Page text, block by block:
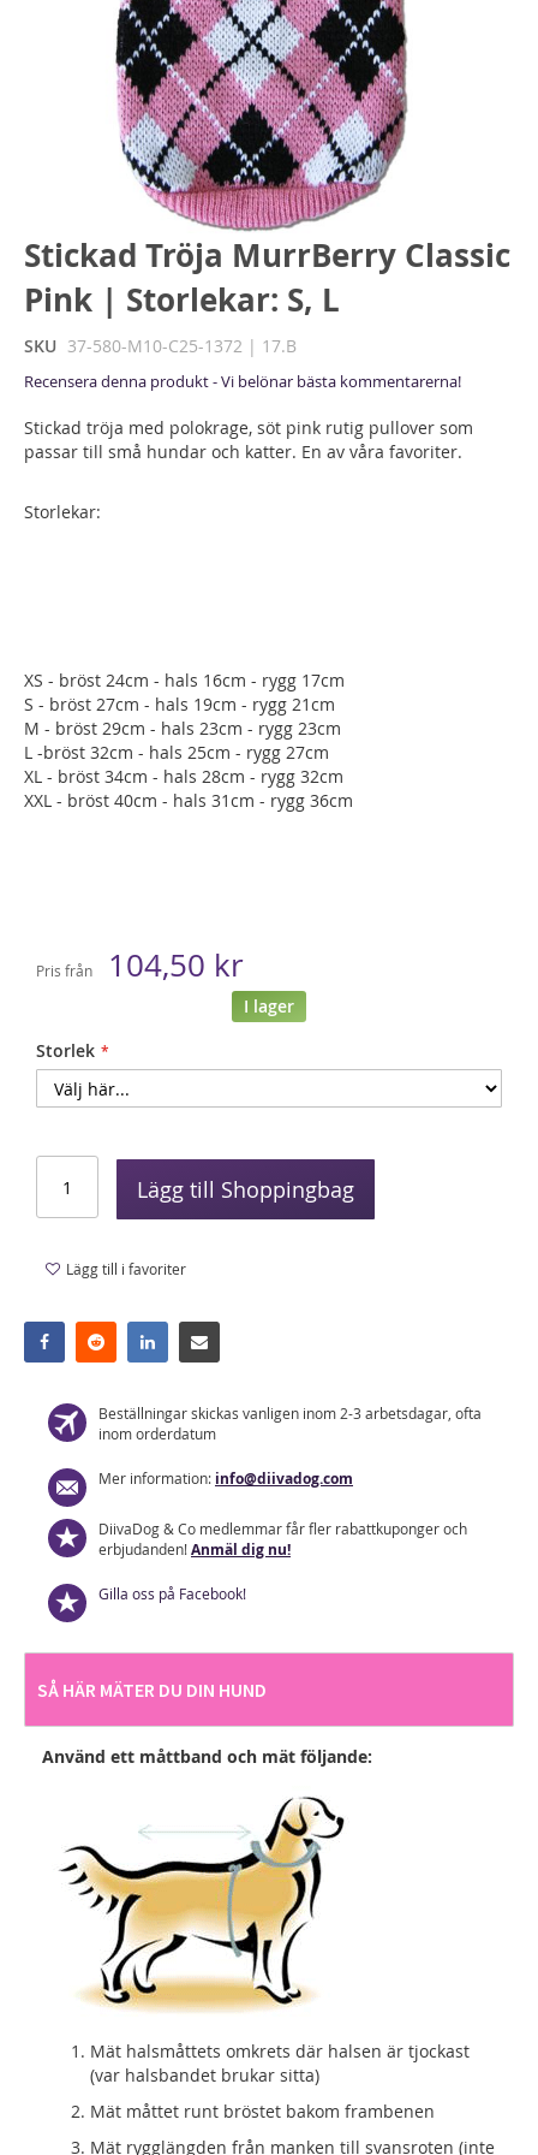
Beställningar skickas vanligen inom 2-3 arbetsdagar, ofta
inom orderdatum
Mer information: info@diivadog.com
DiivaDog & Co medlemmar får fler rabattkuponger och
erbjudanden!Anmäl dig nu!
Gilla oss på Facebook!
Stickad Tröja MurrBerry Classic
Pink | Storlekar: S, L
SKU 37-580-M10-C25-1372 | 17.B
Recensera denna produkt - Vi belönar bästa kommentarerna!
Stickad tröja med polokrage, söt pink rutig pullover som
passar till små hundar och katter. En av våra favoriter.
Storlekar:
XS - bröst 24cm - hals 16cm - rygg 17cm
S - bröst 27cm - hals 19cm - rygg 21cm
M - bröst 29cm - hals 23cm - rygg 23cm
L -bröst 32cm - hals 25cm - rygg 27cm
XL - bröst 34cm - hals 28cm - rygg 32cm
XXL - bröst 40cm - hals 31cm - rygg 36cm
Pris från 104,50 kr
I lager
Storlek
Lägg till Shoppingbag
Lägg till i favoriter
Hoppa
till
början
av
bildgalleriet
SÅ HÄR MÄTER DU DIN HUND
Använd ett måttband och mät följande:
Mät halsmåttets omkrets där halsen är tjockast
(var halsbandet brukar sitta)
Mät måttet runt bröstet bakom frambenen
Mät rygglängden från manken till svansroten (inte